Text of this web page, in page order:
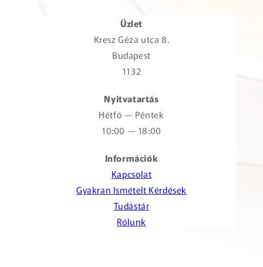
Üzlet
Kresz Géza utca 8.
Budapest
1132
Nyitvatartás
Hétfő — Péntek
10:00 — 18:00
Információk
Kapcsolat
Gyakran Ismételt Kérdések
Tudástár
Rólunk